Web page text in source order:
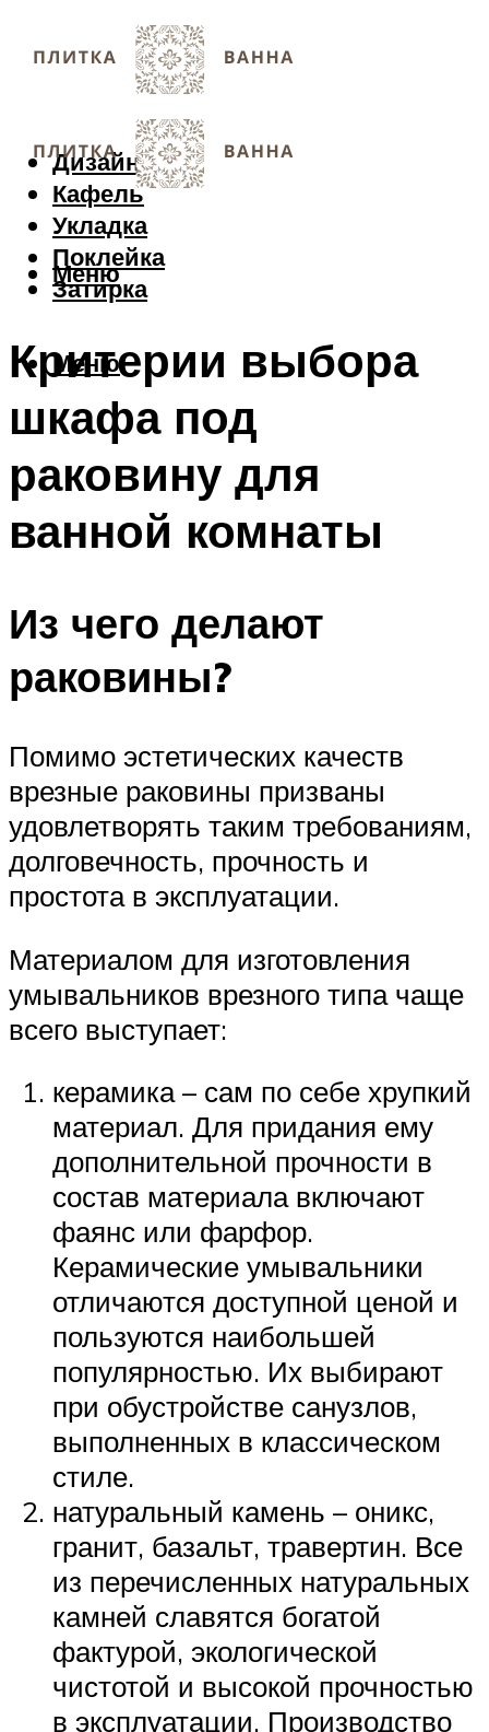
Дизайн
Кафель
Укладка
Поклейка
Затирка
Меню
Меню
Критерии выбора
шкафа под
раковину для
ванной комнаты
Из чего делают
раковины?
Помимо эстетических качеств
врезные раковины призваны
удовлетворять таким требованиям,
долговечность, прочность и
простота в эксплуатации.
Материалом для изготовления
умывальников врезного типа чаще
всего выступает:
керамика – сам по себе хрупкий
материал. Для придания ему
дополнительной прочности в
состав материала включают
фаянс или фарфор.
Керамические умывальники
отличаются доступной ценой и
пользуются наибольшей
популярностью. Их выбирают
при обустройстве санузлов,
выполненных в классическом
стиле.
натуральный камень – оникс,
гранит, базальт, травертин. Все
из перечисленных натуральных
камней славятся богатой
фактурой, экологической
чистотой и высокой прочностью
в эксплуатации. Производство